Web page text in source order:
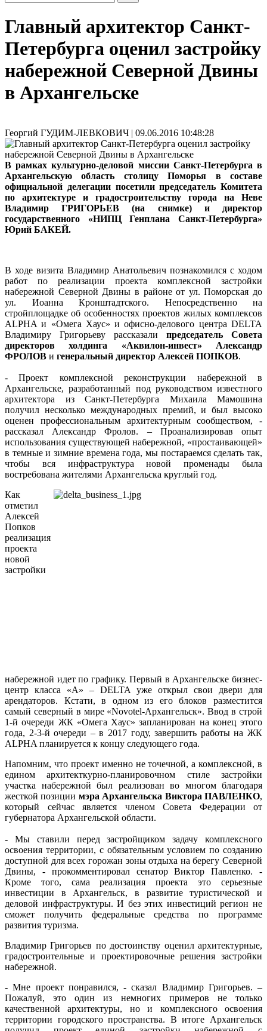
Главный архитектор Санкт-
Петербурга оценил застройку
набережной Северной Двины
в Архангельске
Георгий ГУДИМ-ЛЕВКОВИЧ | 09.06.2016 10:48:28
В рамках культурно-деловой миссии Санкт-Петербурга в
Архангельскую область столицу Поморья в составе
официальной делегации посетили председатель Комитета
по архитектуре и градостроительству города на Неве
Владимир ГРИГОРЬЕВ (на снимке) и директор
государственного «НИПЦ Генплана Санкт-Петербурга»
Юрий БАКЕЙ.
В ходе визита Владимир Анатольевич познакомился с ходом
работ по реализации проекта комплексной застройки
набережной Северной Двины в районе от ул. Поморская до
ул. Иоанна Кронштадтского. Непосредственно на
стройплощадке об особенностях проектов жилых комплексов
ALPHA и «Омега Хаус» и офисно-делового центра DELTA
Владимиру Григорьеву рассказали председатель Совета
директоров холдинга «Аквилон-инвест» Александр
ФРОЛОВ и генеральный директор Алексей ПОПКОВ.
- Проект комплексной реконструкции набережной в
Архангельске, разработанный под руководством известного
архитектора из Санкт-Петербурга Михаила Мамошина
получил несколько международных премий, и был высоко
оценен профессиональным архитектурным сообществом, -
рассказал Александр Фролов. – Проанализировав опыт
использования существующей набережной, «простаивающей»
в темные и зимние времена года, мы постараемся сделать так,
чтобы вся инфраструктура новой променады была
востребована жителями Архангельска круглый год.
Как
отметил
Алексей
Попков
реализация
проекта
новой
застройки
набережной идет по графику. Первый в Архангельске бизнес-
центр класса «А» – DELTA уже открыл свои двери для
арендаторов. Кстати, в одном из его блоков разместится
самый северный в мире «Novotel-Архангельск». Ввод в строй
1-й очереди ЖК «Омега Хаус» запланирован на конец этого
года, 2-3-й очереди – в 2017 году, завершить работы на ЖК
ALPHA планируется к концу следующего года.
Напомним, что проект именно не точечной, а комплексной, в
едином архитекткурно-планировочном стиле застройки
участка набережной был реализован во многом благодаря
жесткой позиции мэра Архангельска Виктора ПАВЛЕНКО,
который сейчас является членом Совета Федерации от
губернатора Архангельской области.
- Мы ставили перед застройщиком задачу комплексного
освоения территории, с обязательным условием по созданию
доступной для всех горожан зоны отдыха на берегу Северной
Двины, - прокомментировал сенатор Виктор Павленко. -
Кроме того, сама реализация проекта это серьезные
инвестиции в Архангельск, в развитие туристической и
деловой инфраструктуры. И без этих инвестиций регион не
сможет получить федеральные средства по программе
развития туризма.
Владимир Григорьев по достоинству оценил архитектурные,
градостроительные и проектировочные решения застройки
набережной.
- Мне проект понравился, - сказал Владимир Григорьев. –
Пожалуй, это один из немногих примеров не только
качественной архитектуры, но и комплексного освоения
территории городского пространства. В итоге Архангельск